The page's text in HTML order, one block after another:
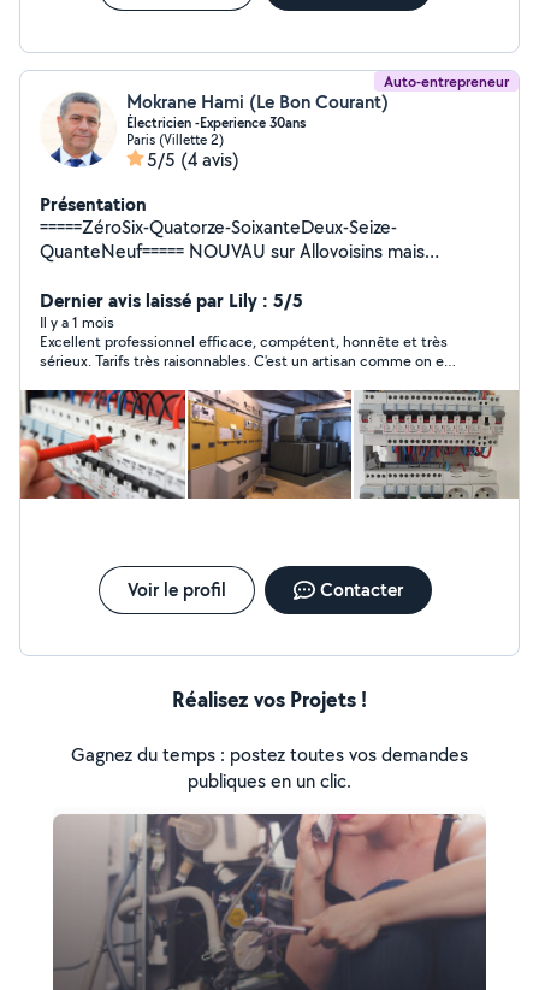
Auto-entrepreneur
Mokrane Hami (Le Bon Courant)
Électricien -Experience 30ans
Paris (Villette 2)
5/5 (4 avis)
Présentation
=====ZéroSix-Quatorze-SoixanteDeux-Seize-
QuanteNeuf===== NOUVAU sur Allovoisins mais
d'expérience dans les installations électriques, la
rénovation, le dépannage et la mise aux normes.
J'interviens rapidement à Paris et en proche banlieue
pour tous vos travaux électriques : Dépannage en
urgence Recherche de panne Installation de prises et
luminaires Remplacement de tableau électrique Mise
aux normes NFC 15-100 Rénovation complète
Interphones et visiophones Travail soigné, conseils
personnalisés, devis gratuit et respect des délais. Mon
Dernier avis laissé par Lily : 5/5
Il y a 1 mois
Excellent professionnel efficace, compétent, honnête et très
sérieux. Tarifs très raisonnables. C'est un artisan comme on en
Voir le profil Contacter
Réalisez vos Projets !
Gagnez du temps : postez toutes vos demandes
publiques en un clic.